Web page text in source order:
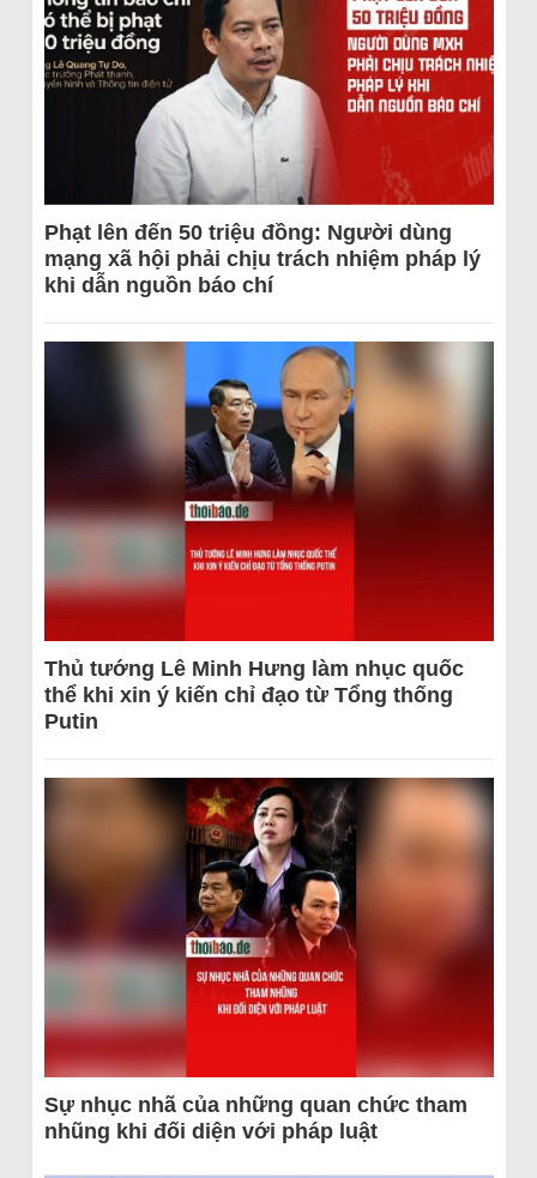
Phạt lên đến 50 triệu đồng: Người dùng
mạng xã hội phải chịu trách nhiệm pháp lý
khi dẫn nguồn báo chí
Thủ tướng Lê Minh Hưng làm nhục quốc
thể khi xin ý kiến chỉ đạo từ Tổng thống
Putin
Sự nhục nhã của những quan chức tham
nhũng khi đối diện với pháp luật